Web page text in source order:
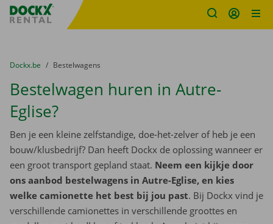
Fratello DEMO
U bevindt zich hier:
van
Dockx.be naar
Bestelwagens
Bestelwagen huren in Autre-
Eglise?
Ben je een kleine zelfstandige, doe-het-zelver of heb je een
bouw/klusbedrijf? Dan heeft Dockx de oplossing wanneer er
een groot transport gepland staat. Neem een kijkje door
ons aanbod bestelwagens in Autre-Eglise, en kies
welke camionette het best bij jou past. Bij Dockx vind je
verschillende camionettes in verschillende groottes en